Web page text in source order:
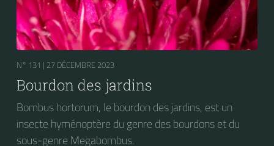
N° 131 | 27 DÉCEMBRE 2023
Bourdon des jardins
Bombus hortorum, le bourdon des jardins, est un
insecte hyménoptère du genre des bourdons et du
sous-genre Megabombus.